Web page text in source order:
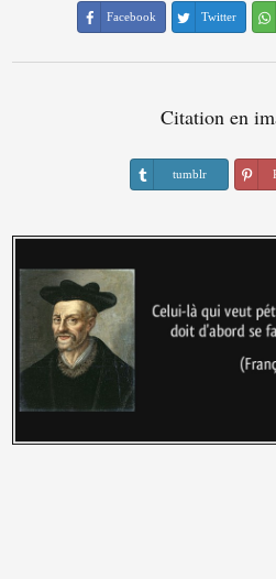
Facebook Twitter
Citation en
tumblr